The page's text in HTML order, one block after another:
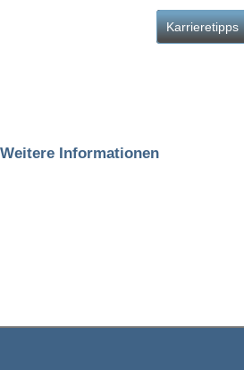
Karrieretipps
Weitere Informationen